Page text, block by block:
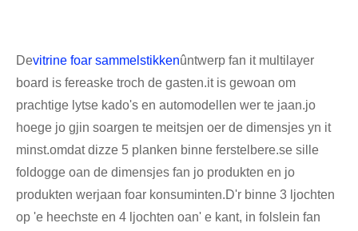
Devitrine foar sammelstikkenûntwerp fan it multilayer
board is fereaske troch de gasten.it is gewoan om
prachtige lytse kado's en automodellen wer te jaan.jo
hoege jo gjin soargen te meitsjen oer de dimensjes yn it
minst.omdat dizze 5 planken binne ferstelbere.se sille
foldogge oan de dimensjes fan jo produkten en jo
produkten werjaan foar konsuminten.D'r binne 3 ljochten
op 'e heechste en 4 ljochten oan' e kant, in folslein fan